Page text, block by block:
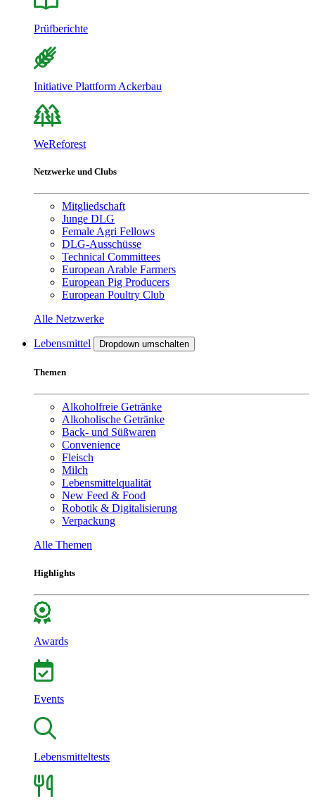
Prüfberichte
Initiative Plattform Ackerbau
WeReforest
Netzwerke und Clubs
Mitgliedschaft
Junge DLG
Female Agri Fellows
DLG-Ausschüsse
Technical Committees
European Arable Farmers
European Pig Producers
European Poultry Club
Alle Netzwerke
Lebensmittel Dropdown umschalten
Themen
Alkoholfreie Getränke
Alkoholische Getränke
Back- und Süßwaren
Convenience
Fleisch
Milch
Lebensmittelqualität
New Feed & Food
Robotik & Digitalisierung
Verpackung
Alle Themen
Highlights
Awards
Events
Lebensmitteltests